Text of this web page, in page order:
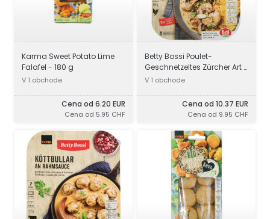
Karma Sweet Potato Lime
Falafel - 180 g
V 1 obchode
Cena od 6.20 EUR
Cena od 5.95 CHF
Betty Bossi Poulet-
Geschnetzeltes Zürcher Art -
500 g
V 1 obchode
Cena od 10.37 EUR
Cena od 9.95 CHF